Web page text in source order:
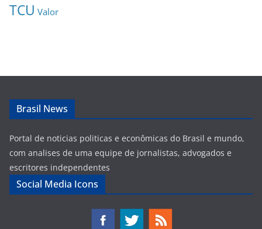
TCU Valor
Brasil News
Portal de noticias politicas e econômicas do Brasil e mundo,
com analises de uma equipe de jornalistas, advogados e
escritores independentes
Social Media Icons